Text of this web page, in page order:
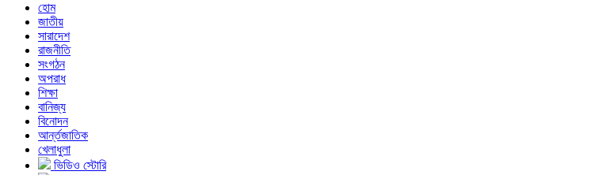
হোম
জাতীয়
সারাদেশ
রাজনীতি
সংগঠন
অপরাধ
শিক্ষা
বানিজ্য
বিনোদন
আর্ন্তজাতিক
খেলাধুলা
ভিডিও স্টোরি